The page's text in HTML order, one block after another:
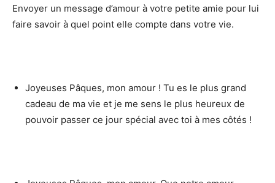
Envoyer un message d’amour à votre petite amie pour lui
faire savoir à quel point elle compte dans votre vie.
Joyeuses Pâques, mon amour ! Tu es le plus grand
cadeau de ma vie et je me sens le plus heureux de
pouvoir passer ce jour spécial avec toi à mes côtés !